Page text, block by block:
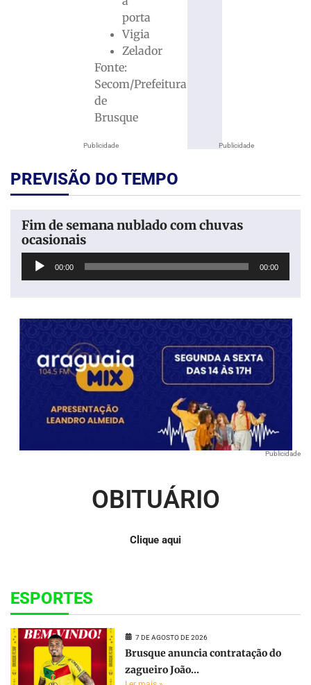
Publicidade
porta
Vigia
Zelador
Fonte:
Secom/Prefeitura
de
Brusque
Publicidade
PREVISÃO DO TEMPO
Fim de semana nublado com chuvas
ocasionais
Tocador
00:00 00:00
Publicidade
OBITUÁRIO
Clique aqui
ESPORTES
7 DE AGOSTO DE 2026
Brusque anuncia contratação do
zagueiro João...